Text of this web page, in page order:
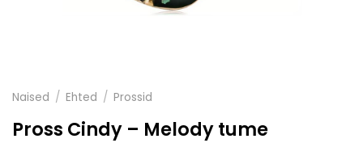
Naised / Ehted / Prossid
Pross Cindy – Melody tume